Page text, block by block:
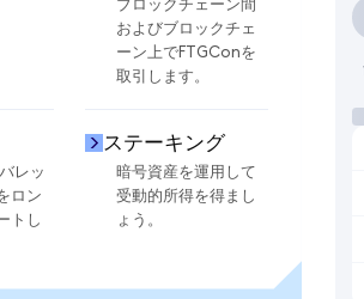
ブロックチェーン間
およびブロックチェ
ーン上でFTGConを
取引します。
レッ
ロン
トし
ステーキング
暗号資産を運用して
受動的所得を得まし
ょう。